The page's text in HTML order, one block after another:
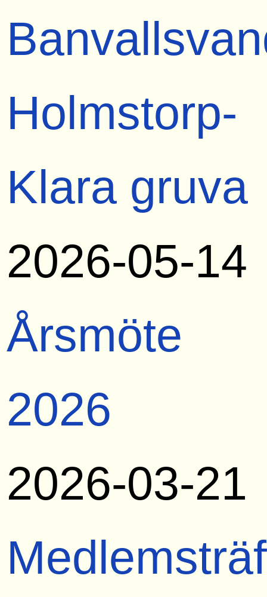
Holmstorp-
Klara gruva
2026-05-14
Årsmöte
2026
2026-03-21